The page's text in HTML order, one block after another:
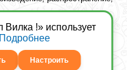
лишь при наличии
правообладателя.
Вилка
!» использует
Подробнее
Настроить